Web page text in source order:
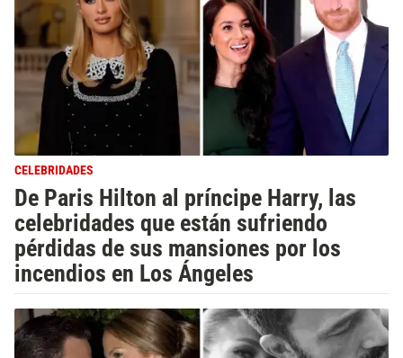
CELEBRIDADES
De Paris Hilton al príncipe Harry, las
celebridades que están sufriendo
pérdidas de sus mansiones por los
incendios en Los Ángeles